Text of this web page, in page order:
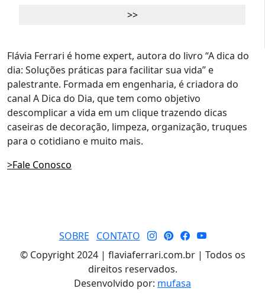
Flávia Ferrari é home expert, autora do livro “A dica do
dia: Soluções práticas para facilitar sua vida” e
palestrante. Formada em engenharia, é criadora do
canal A Dica do Dia, que tem como objetivo
descomplicar a vida em um clique trazendo dicas
caseiras de decoração, limpeza, organização, truques
para o cotidiano e muito mais.
>Fale Conosco
SOBRE
CONTATO
© Copyright 2024 | flaviaferrari.com.br | Todos os
direitos reservados.
Desenvolvido por: mufasa